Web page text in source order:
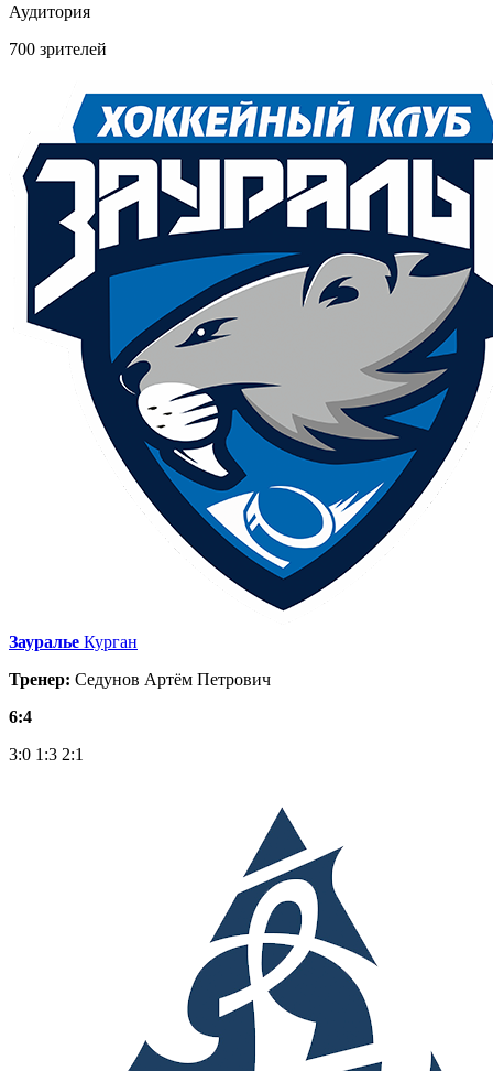
Аудитория
700 зрителей
Зауралье Курган
Тренер: Седунов Артём Петрович
6:4
3:0 1:3 2:1